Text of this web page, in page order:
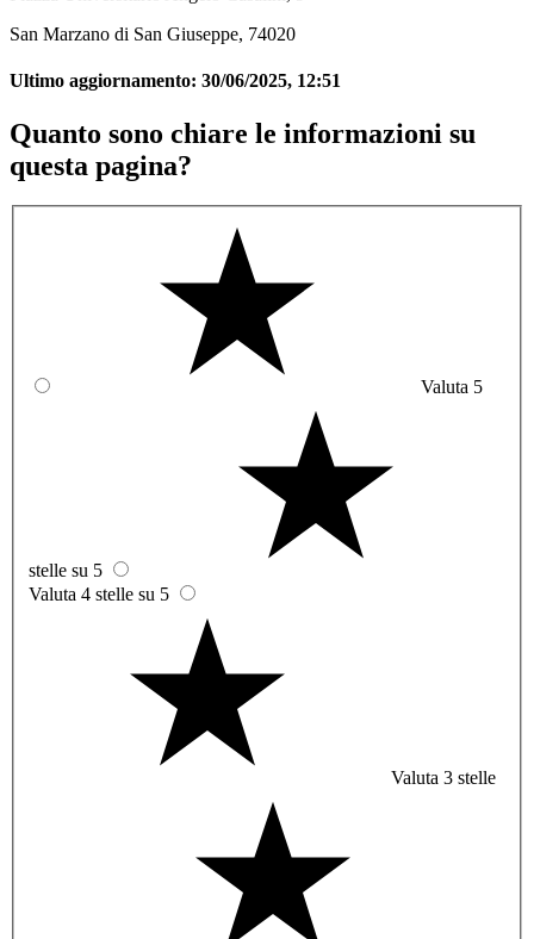
San Marzano di San Giuseppe, 74020
Ultimo aggiornamento: 30/06/2025, 12:51
Quanto sono chiare le informazioni su
questa pagina?
Valuta 5
stelle su 5
Valuta 4 stelle su 5
Valuta 3 stelle